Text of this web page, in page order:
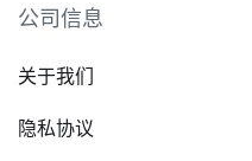
公司信息
关于我们
隐私协议